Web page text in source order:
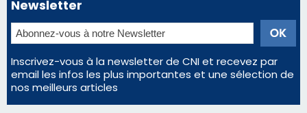
Régie publicitaire
Mentions légales
Nous contacter